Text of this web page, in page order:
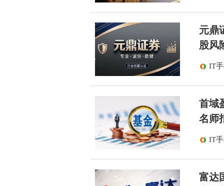
元鼎
股风
IT
首域
名师
IT
富达